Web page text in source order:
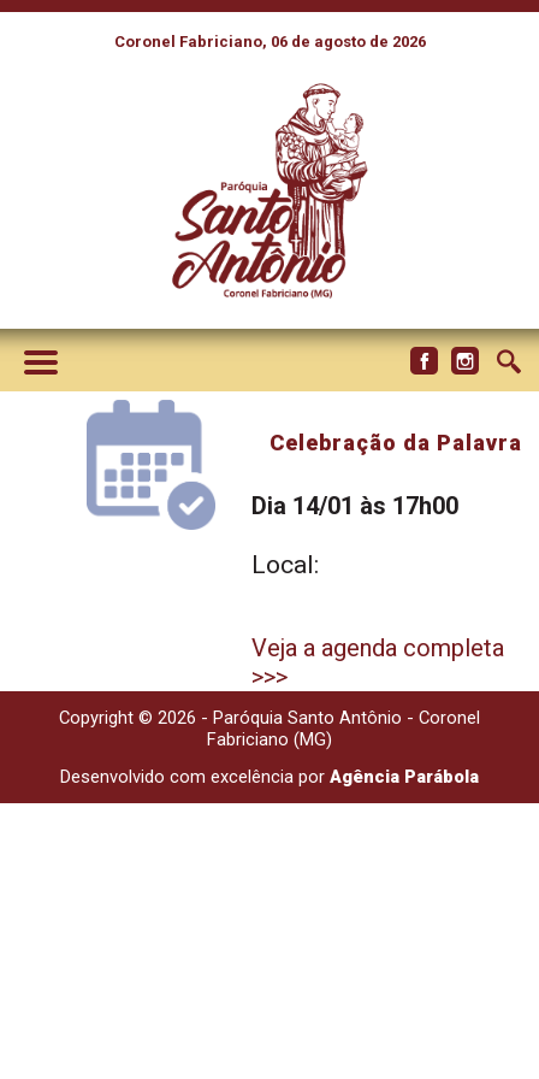
Coronel Fabriciano, 06 de agosto de 2026
Celebração da Palavra
Dia 14/01 às 17h00
Local:
Veja a agenda completa
>>>
Copyright © 2026 - Paróquia Santo Antônio - Coronel
Fabriciano (MG)
Desenvolvido com excelência por Agência Parábola